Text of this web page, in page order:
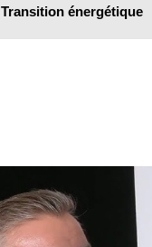
Transition énergétique